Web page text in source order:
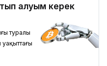
алуым керек
туралы